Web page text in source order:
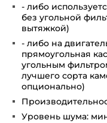
- либо
без угольной
вытяжкой)
- либо на
прямоугольная
угольным
лучшего сорта
опционально)
Уровень шума: